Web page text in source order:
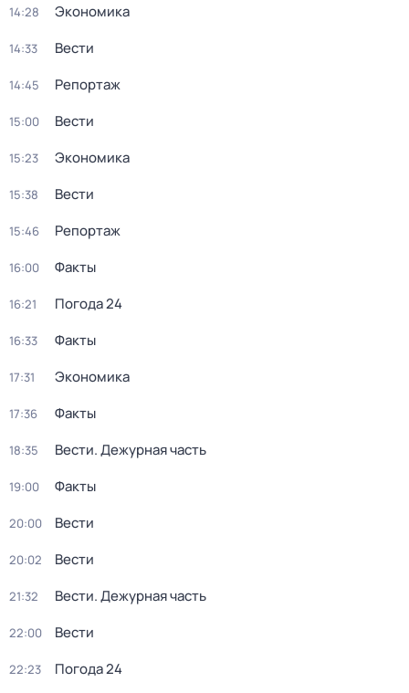
14:28 Экономика
14:33 Вести
14:45 Репортаж
15:00 Вести
15:23 Экономика
15:38 Вести
15:46 Репортаж
16:00 Факты
16:21 Погода 24
16:33 Факты
17:31 Экономика
17:36 Факты
18:35 Вести. Дежурная часть
19:00 Факты
20:00 Вести
20:02 Вести
21:32 Вести. Дежурная часть
22:00 Вести
22:23 Погода 24